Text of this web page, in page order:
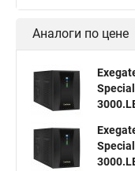
Аналоги по цене